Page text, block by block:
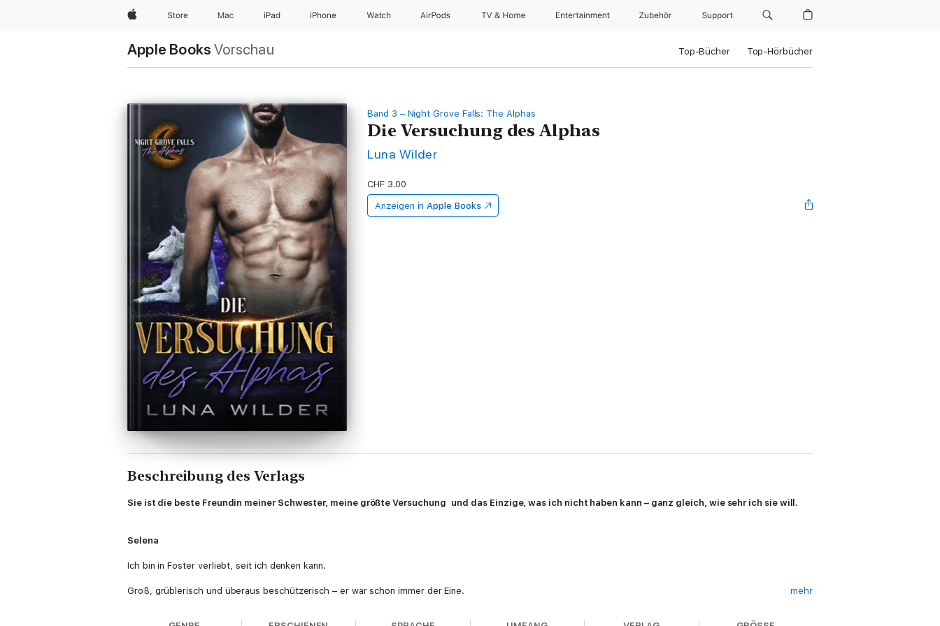
Apple Store Mac iPad iPhone Watch AirPods TV & Home Entertainment Zubehör Support
Apple Books Vorschau Top-Bücher Top-Hörbücher
Band 3 – Night Grove Falls: The Alphas
Die Versuchung des Alphas
Luna Wilder
CHF 3.00
Anzeigen in Apple Books
Beschreibung des Verlags
Sie ist die beste Freundin meiner Schwester, meine größte Versuchung und das Einzige, was ich nicht haben kann – ganz gleich, wie sehr ich sie will.
Selena
Ich bin in Foster verliebt, seit ich denken kann.
Groß, grüblerisch und überaus beschützerisch – er war schon immer der Eine. mehr